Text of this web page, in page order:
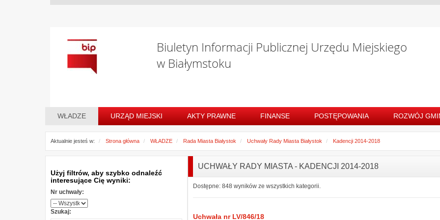
Biuletyn Informacji Publicznej Urzędu Miejskiego
w Białymstoku
WŁADZE URZĄD MIEJSKI AKTY PRAWNE FINANSE POSTĘPOWANIA ROZWÓJ
Aktualnie jesteś w: Strona główna WŁADZE Rada Miasta Białystok Uchwały Rady Miasta Białystok Kadencji 2014-2018
Użyj filtrów, aby szybko odnaleźć
interesujące Cię wyniki:
Nr uchwały:
Szukaj:
UCHWAŁY RADY MIASTA - KADENCJI 2014-2018
Dostępne: 848 wyników ze wszystkich kategorii.
Uchwała nr LV/846/18